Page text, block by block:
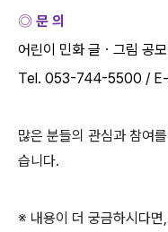
◎ 문 의
어린이 민화 글ㆍ그림 공
Tel. 053-744-5500 /
많은 분들의 관심과 참여
습니다.
※ 내용이 더 궁금하시다면